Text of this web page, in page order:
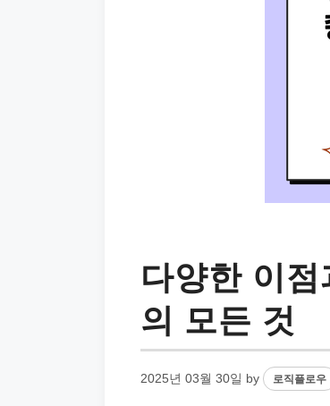
다양한 이
의 모든 것
2025년 03월 30일 by 로직플로우